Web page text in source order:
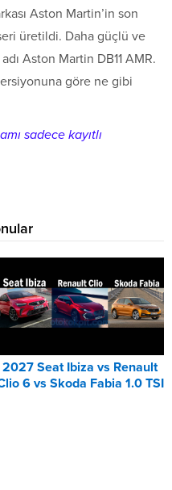
Aston Martin’in son
üretildi. Daha güçlü ve
Aston Martin DB11 AMR.
göre ne gibi
sadece kayıtlı
2027 Seat Ibiza vs Renault
6 vs Skoda Fabia 1.0 TSI